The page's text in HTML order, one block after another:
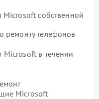
собственной
ремонту телефонов
в течении
Microsoft